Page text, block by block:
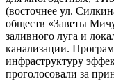
(восточнее ул.
обществ «Заветы
заливного луга и
канализации.
инфраструктуру
проголосовали за